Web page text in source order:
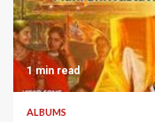
1 min read
ALBUMS